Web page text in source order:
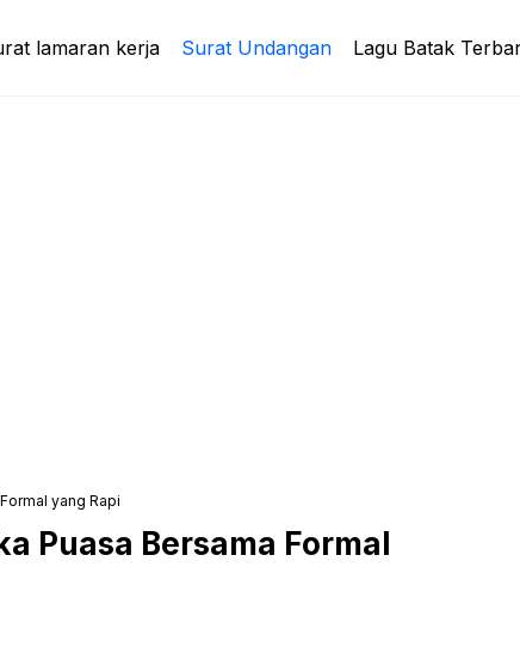
lamaran kerja Surat Undangan Lagu Batak
yang Rapi
Puasa Bersama Formal